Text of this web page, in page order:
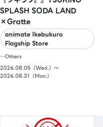
SPLASH SODA LAND
×Gratte
animate Ikebukuro
Flagship Store
…Others
2026.08.05（Wed.）〜
2026.08.31（Mon.）